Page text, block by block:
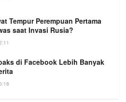
Tempur Perempuan Pertama
saat Invasi Rusia?
di Facebook Lebih Banyak